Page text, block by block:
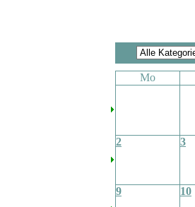
Mo
2 3
9 10